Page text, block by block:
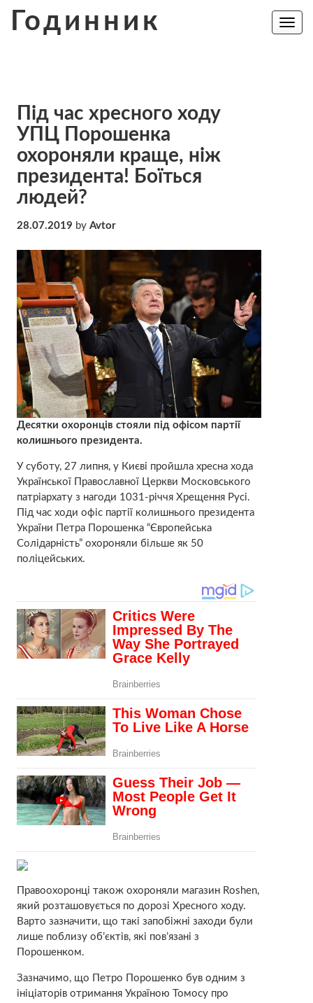
Годинник
Toggle
Під час хресного ходу
УПЦ Порошенка
охороняли краще, ніж
президента! Боїться
людей?
28.07.2019 by Avtor
Десятки охоронців стояли під офісом партії
колишнього президента.
У суботу, 27 липня, у Києві пройшла хресна хода
Української Православної Церкви Московського
патріархату з нагоди 1031-річчя Хрещення Русі.
Під час ходи офіс партії колишнього президента
України Петра Порошенка “Європейська
Солідарність” охороняли більше як 50
поліцейських.
Правоохоронці також охороняли магазин Roshen,
який розташовується по дорозі Хресного ходу.
Варто зазначити, що такі запобіжні заходи були
лише поблизу об’єктів, які пов’язані з
Порошенком.
Зазначимо, що Петро Порошенко був одним з
ініціаторів отримання Україною Томосу про